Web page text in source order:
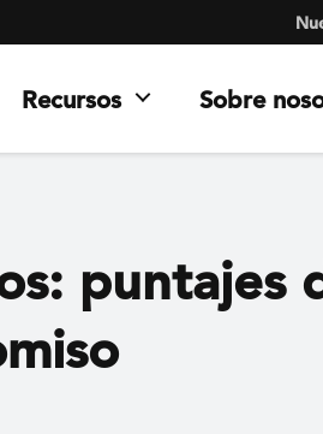
Recursos Sobre
puntajes